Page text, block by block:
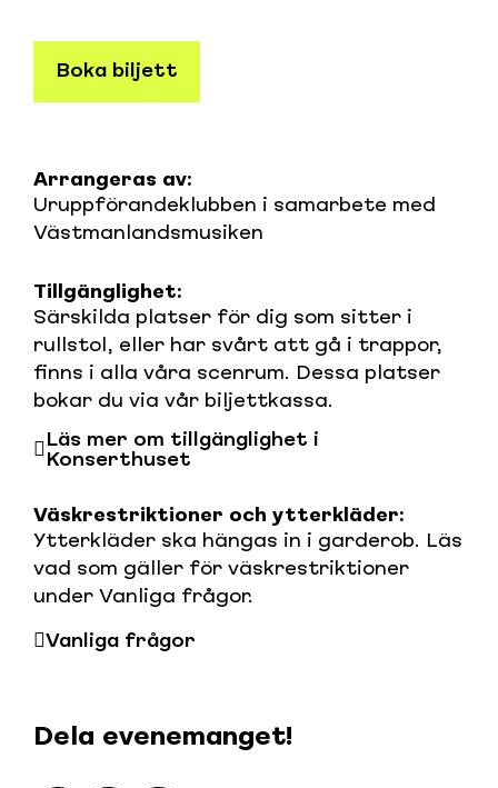
Boka biljett
Arrangeras av:
Uruppförandeklubben i samarbete med
Västmanlandsmusiken
Tillgänglighet:
Särskilda platser för dig som sitter i
rullstol, eller har svårt att gå i trappor,
finns i alla våra scenrum. Dessa platser
bokar du via vår biljettkassa.
Läs mer om tillgänglighet i
Konserthuset
Väskrestriktioner och ytterkläder:
Ytterkläder ska hängas in i garderob. Läs
vad som gäller för väskrestriktioner
under Vanliga frågor.
Vanliga frågor
Dela evenemanget!